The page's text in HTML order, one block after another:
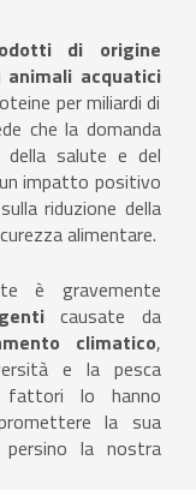
di origine
animali acquatici
​​per miliardi di
che la domanda
della salute e del
impatto positivo
riduzione della
alimentare.
è gravemente
causate da
climatico,
e la pesca
fattori lo hanno
la sua
la nostra